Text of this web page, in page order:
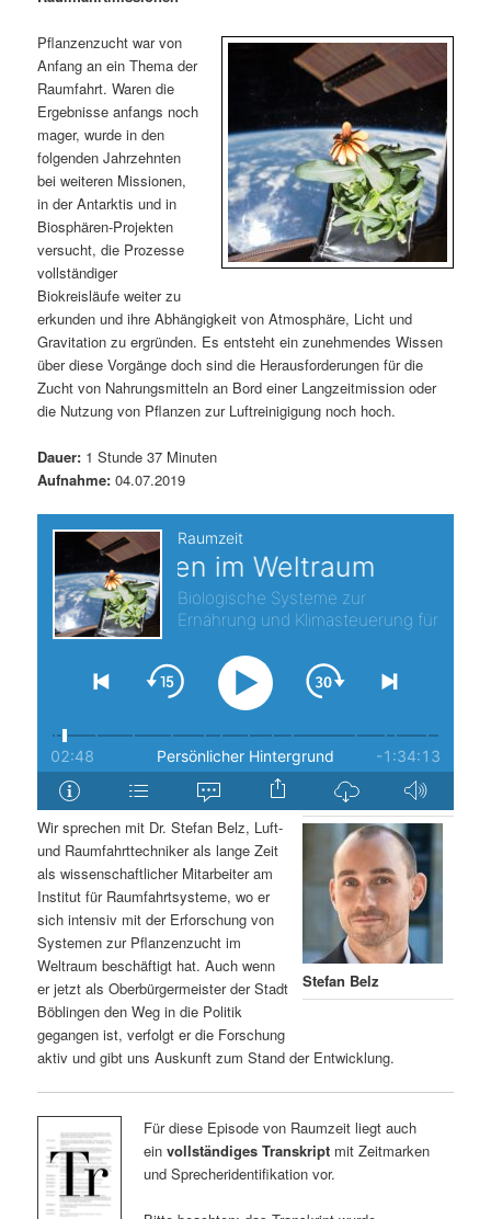
ä
r
e
n
I
n
h
a
t
s
r
g
e
n
n
d
ä
r
e
n
I
n
a
l
s
i
n
g
e
n
n
v
i
g
a
t
i
o
n
Pflanzenzucht war von
Anfang an ein Thema der
Raumfahrt. Waren die
Ergebnisse anfangs noch
mager, wurde in den
folgenden Jahrzehnten
bei weiteren Missionen,
in der Antarktis und in
Biosphären-Projekten
versucht, die Prozesse
vollständiger
Biokreisläufe weiter zu
erkunden und ihre Abhängigkeit von Atmosphäre, Licht und
Gravitation zu ergründen. Es entsteht ein zunehmendes Wissen
über diese Vorgänge doch sind die Herausforderungen für die
Zucht von Nahrungsmitteln an Bord einer Langzeitmission oder
die Nutzung von Pflanzen zur Luftreinigigung noch hoch.
Dauer: 1 Stunde 37 Minuten
Aufnahme: 04.07.2019
Stefan Belz
Wir sprechen mit Dr. Stefan Belz, Luft-
und Raumfahrttechniker als lange Zeit
als wissenschaftlicher Mitarbeiter am
Institut für Raumfahrtsysteme, wo er
sich intensiv mit der Erforschung von
Systemen zur Pflanzenzucht im
Weltraum beschäftigt hat. Auch wenn
er jetzt als Oberbürgermeister der Stadt
Böblingen den Weg in die Politik
gegangen ist, verfolgt er die Forschung
aktiv und gibt uns Auskunft zum Stand der Entwicklung.
Für diese Episode von Raumzeit liegt auch
ein vollständiges Transkriptmit Zeitmarken
und Sprecheridentifikation vor.